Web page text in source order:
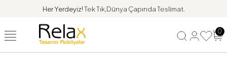
Her Yerdeyiz!Tek Tık,Dünya Çapında Teslimat.
0